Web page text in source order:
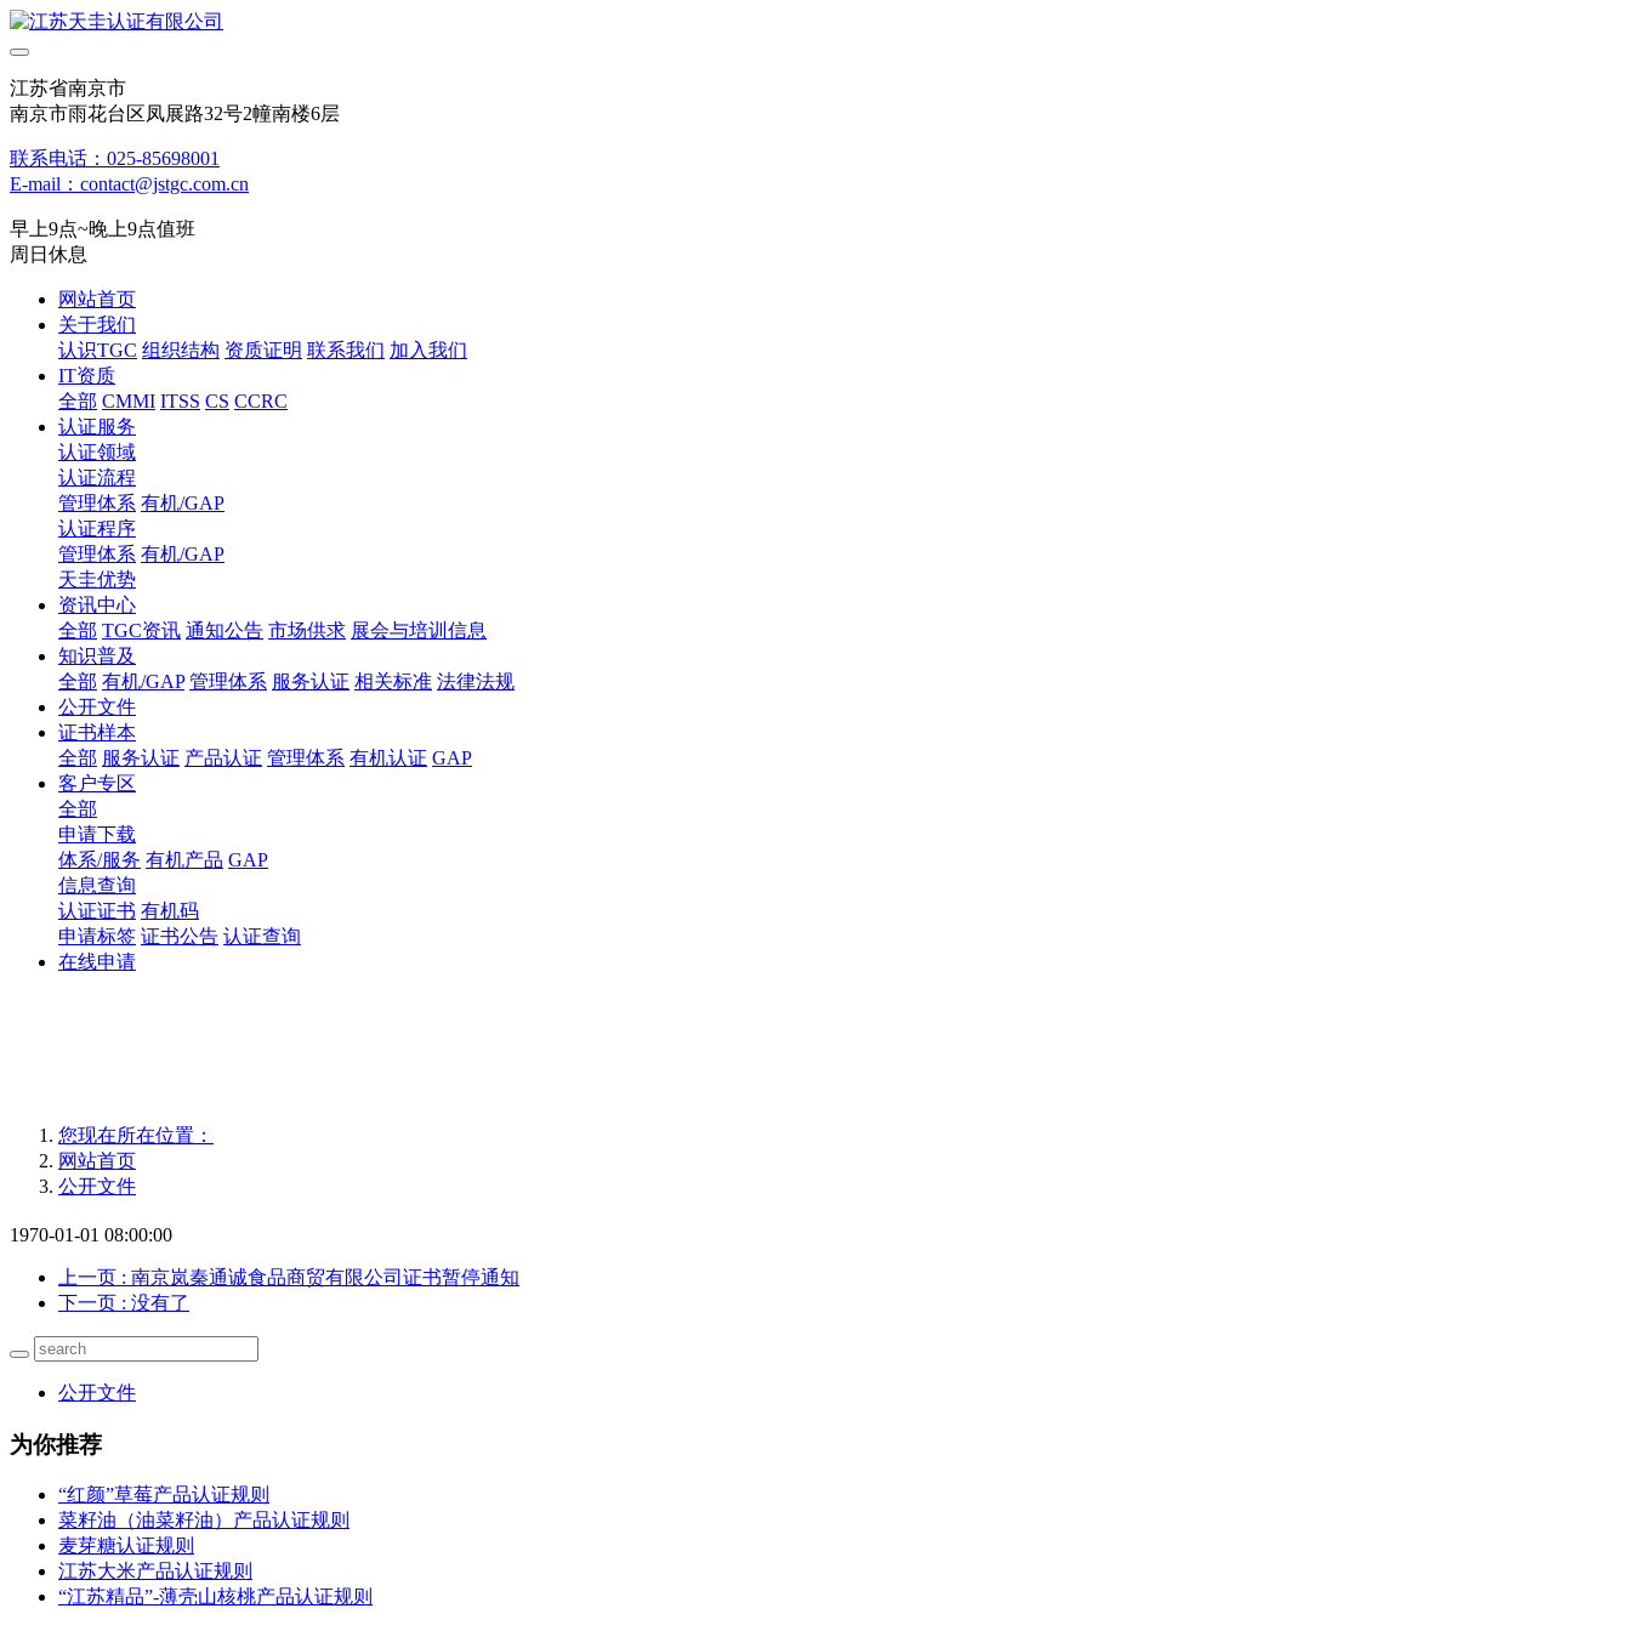
江苏省南京市
南京市雨花台区凤展路32号2幢南楼6层
联系电话：025-85698001
E-mail：contact@jstgc.com.cn
早上9点~晚上9点值班
周日休息
网站首页
关于我们
认识TGC 组织结构 资质证明 联系我们 加入我们
IT资质
全部 CMMI ITSS CS CCRC
认证服务
认证领域
认证流程
管理体系 有机/GAP
认证程序
管理体系 有机/GAP
天圭优势
资讯中心
全部 TGC资讯 通知公告 市场供求 展会与培训信息
知识普及
全部 有机/GAP 管理体系 服务认证 相关标准 法律法规
公开文件
证书样本
全部 服务认证 产品认证 管理体系 有机认证 GAP
客户专区
全部
申请下载
体系/服务 有机产品 GAP
信息查询
认证证书 有机码
申请标签 证书公告 认证查询
在线申请
您现在所在位置：
网站首页
公开文件
1970-01-01 08:00:00
上一页 : 南京岚秦通诚食品商贸有限公司证书暂停通知
下一页 : 没有了
公开文件
为你推荐
“红颜”草莓产品认证规则
菜籽油（油菜籽油）产品认证规则
麦芽糖认证规则
江苏大米产品认证规则
“江苏精品”-薄壳山核桃产品认证规则